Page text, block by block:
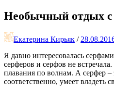
Необычный отдых с
Екатерина Кирьяк /
Я давно интересовалась
серферов и серфов не
плавания по волнам. А серфер –
соответственно, умеет владеть